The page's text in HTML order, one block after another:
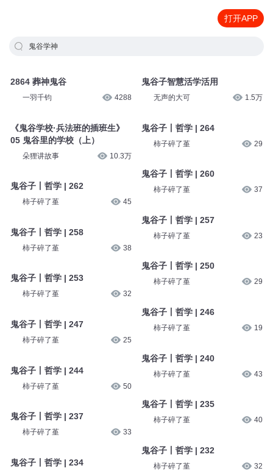
打开APP
鬼谷学神
2864 葬神鬼谷
一羽千钧 4288
《鬼谷学校·兵法班的插班生》
05 鬼谷里的学校（上）
朵狸讲故事 10.3万
鬼谷子丨哲学 | 262
柿子碎了堇 45
鬼谷子丨哲学 | 258
柿子碎了堇 38
鬼谷子丨哲学 | 253
柿子碎了堇 32
鬼谷子丨哲学 | 247
柿子碎了堇 25
鬼谷子丨哲学 | 244
柿子碎了堇 50
鬼谷子丨哲学 | 237
柿子碎了堇 33
鬼谷子丨哲学 | 234
鬼谷子智慧活学活用
无声的大可 1.5万
鬼谷子丨哲学 | 264
柿子碎了堇 29
鬼谷子丨哲学 | 260
柿子碎了堇 37
鬼谷子丨哲学 | 257
柿子碎了堇 23
鬼谷子丨哲学 | 250
柿子碎了堇 29
鬼谷子丨哲学 | 246
柿子碎了堇 19
鬼谷子丨哲学 | 240
柿子碎了堇 43
鬼谷子丨哲学 | 235
柿子碎了堇 40
鬼谷子丨哲学 | 232
柿子碎了堇 32